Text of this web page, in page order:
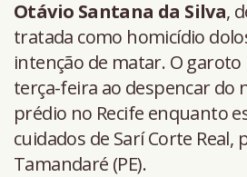
Otávio Santana da Silva,
tratada como homicídio
intenção de matar. O
terça-feira ao despencar do
prédio no Recife enquanto
cuidados de Sarí Corte
Tamandaré (PE).